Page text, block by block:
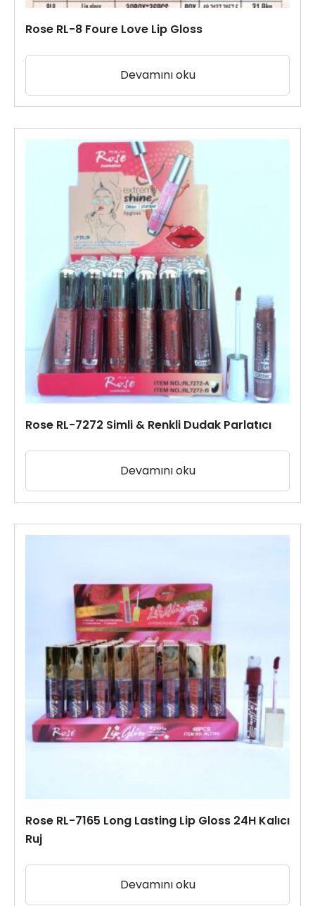
Rose RL-8 Foure Love Lip Gloss
Devamını oku
Rose RL-7272 Simli & Renkli Dudak Parlatıcı
Devamını oku
Rose RL-7165 Long Lasting Lip Gloss 24H Kalıcı
Ruj
Devamını oku